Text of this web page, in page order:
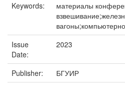
Keywords:
материалы
Issue
Date:
2023
Publisher:
БГУИР